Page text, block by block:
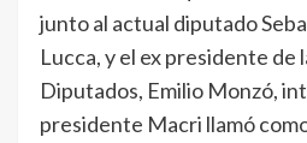
junto al actual diputado
Lucca, y el ex presidente de
Diputados, Emilio Monzó,
presidente Macri llamó